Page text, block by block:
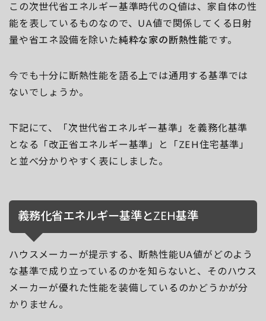
この次世代省エネルギー基準時代のQ値は、家自体の性
能を表しているものなので、UA値で関係してくる日射
量や省エネ設備を除いた純粋な家の断熱性能です。
今でも十分に断熱性能を語る上では通用する基準では
ないでしょうか。
下記にて、「次世代省エネルギー基準」を義務化基準
となる「改正省エネルギー基準」と「ZEH住宅基準」
と並べ分かりやすく表にしました。
義務化省エネルギー基準とZEH基準
ハウスメーカーが提示する、断熱性能UA値がどのよう
な基準で成り立っているのかを知らないと、そのハウス
メーカーが優れた性能を装備しているのかどうかが分
かりません。